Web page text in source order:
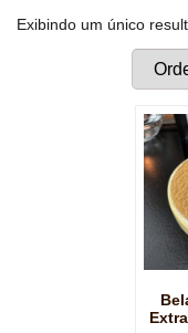
Exibindo um único